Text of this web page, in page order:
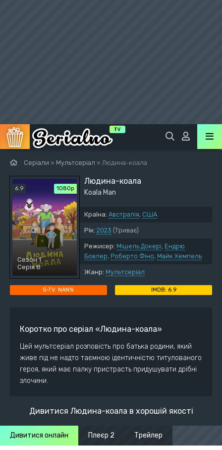
Серіали » Мультсеріал » Людина-коала
6.9 1080p
Сезон 1
Серія 8
Людина-коала
Koala Man
Країна: Австралія, США
Рік: 2023 (Триває)
Режисер: Мішель Докері, Ендрю
Бовлер, Роберто Фіно, Майк Хемпель
Жанр: Мультсеріал
NAN% 6.9
Коротко про серіал «Людина-коала»
Цей мультсеріал розповість про батька родини, який
живе під не надто таємною ідентичністю титулованого
героя, який має палку пристрасть придушувати дрібні
злочини.
Дивитися Людина-коала в хорошій якості
Дивитися онлайн Плеєр 2 Трейлер